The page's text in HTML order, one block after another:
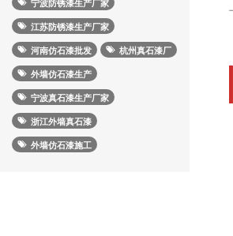
宁波防锈漆生产厂家
江苏防锈漆生产厂家
河南仿石漆批发 杭州真石漆厂
外墙仿石漆生产
宁波真石漆生产厂家
浙江外墙真石漆
外墙仿石漆施工